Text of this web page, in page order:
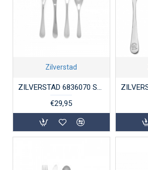
Zilverstad
ZILVERSTAD 6836070 STALEN KINDERBESTEK 4-DELIG GLAD
€29,95